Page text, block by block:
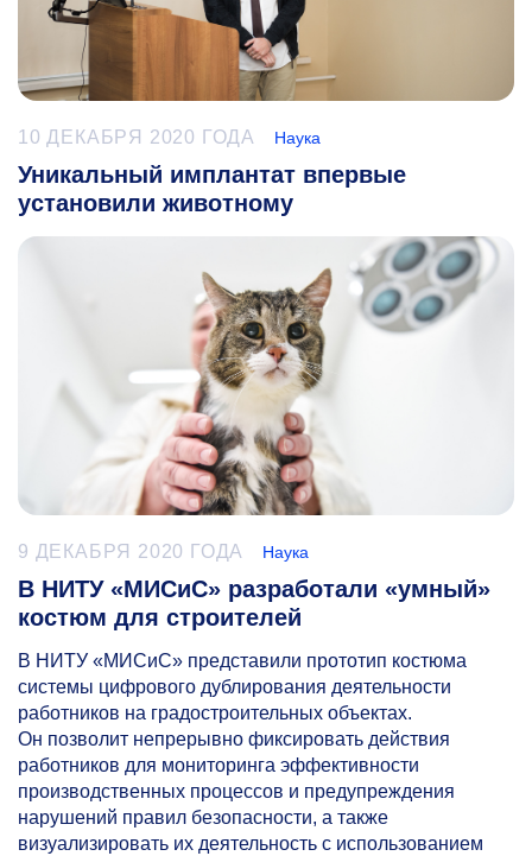
10 ДЕКАБРЯ 2020 ГОДА Наука
Уникальный имплантат впервые
установили животному
9 ДЕКАБРЯ 2020 ГОДА Наука
В НИТУ «МИСиС» разработали «умный»
костюм для строителей
В НИТУ «МИСиС» представили прототип костюма
системы цифрового дублирования деятельности
работников на градостроительных объектах.
Он позволит непрерывно фиксировать действия
работников для мониторинга эффективности
производственных процессов и предупреждения
нарушений правил безопасности, а также
визуализировать их деятельность с использованием